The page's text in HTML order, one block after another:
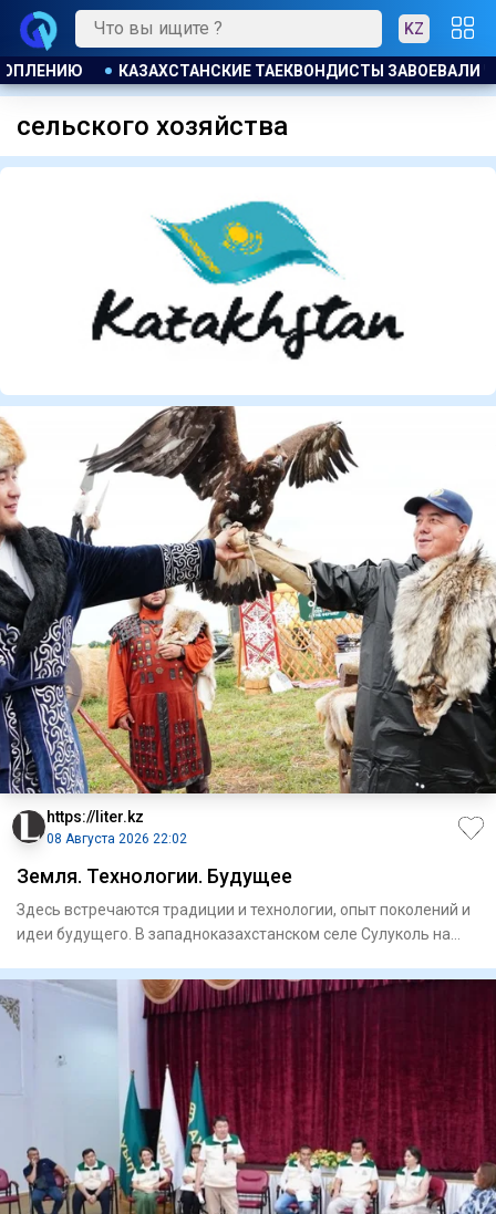
KZ
НА ТУРНИРЕ В ИНДОНЕЗИИ БАСКЕТБОЛИСТЫ АСТАНЫ
сельского хозяйства
https://liter.kz
08 Августа 2026 22:02
Земля. Технологии. Будущее
Здесь встречаются традиции и технологии, опыт поколений и
идеи будущего. В западноказахстанском селе Сулуколь на